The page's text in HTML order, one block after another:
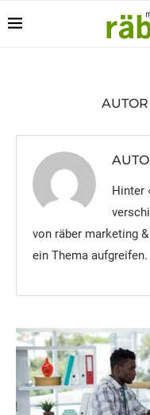
AUTOR
Hinter
von räber marketing
ein Thema aufgreifen.